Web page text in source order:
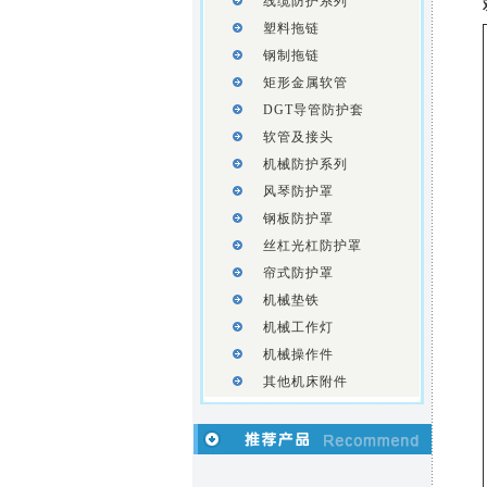
塑料拖链
钢制拖链
矩形金属软管
DGT导管防护套
软管及接头
机械防护系列
风琴防护罩
钢板防护罩
丝杠光杠防护罩
帘式防护罩
机械垫铁
机械工作灯
机械操作件
其他机床附件